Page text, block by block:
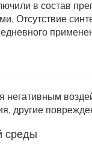
в состав
Отсутствие
негативным
другие
среды